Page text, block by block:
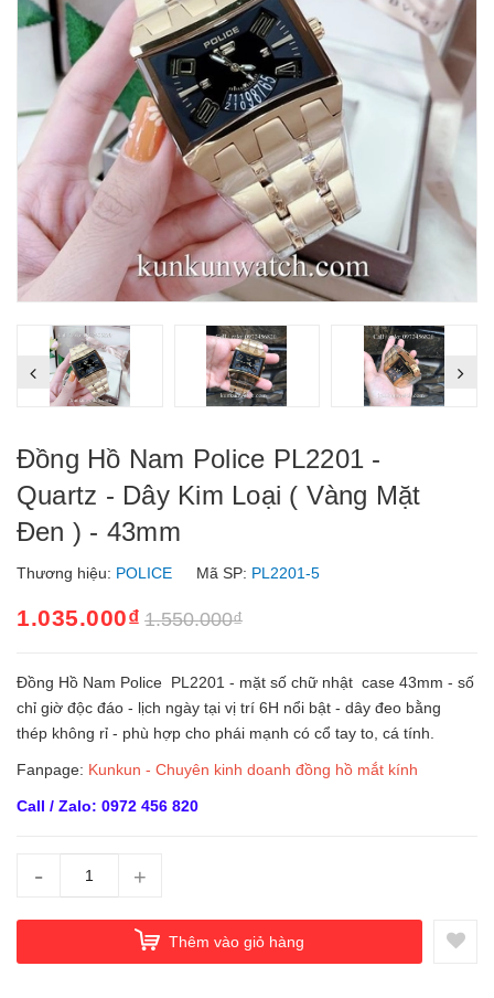
Đồng Hồ Nam Police PL2201 -
Quartz - Dây Kim Loại ( Vàng Mặt
Đen ) - 43mm
Thương hiệu: POLICE Mã SP: PL2201-5
1.035.000₫ 1.550.000₫
Đồng Hồ Nam Police PL2201 - mặt số chữ nhật case 43mm - số
chỉ giờ độc đáo - lịch ngày tại vị trí 6H nổi bật - dây đeo bằng
thép không rỉ - phù hợp cho phái mạnh có cổ tay to, cá tính.
Fanpage: Kunkun - Chuyên kinh doanh đồng hồ mắt kính
Call / Zalo: 0972 456 820
- +
Thêm vào giỏ hàng